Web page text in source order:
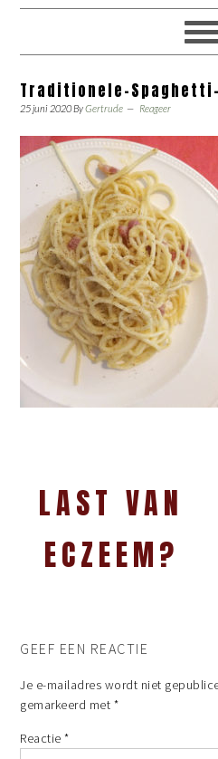
Traditionele-
25 juni 2020ByGertrude Reageer
LAST VAN
ECZEEM?
GEEF EEN REACTIE
Je e-mailadres wordt niet
gemarkeerd met *
Reactie*